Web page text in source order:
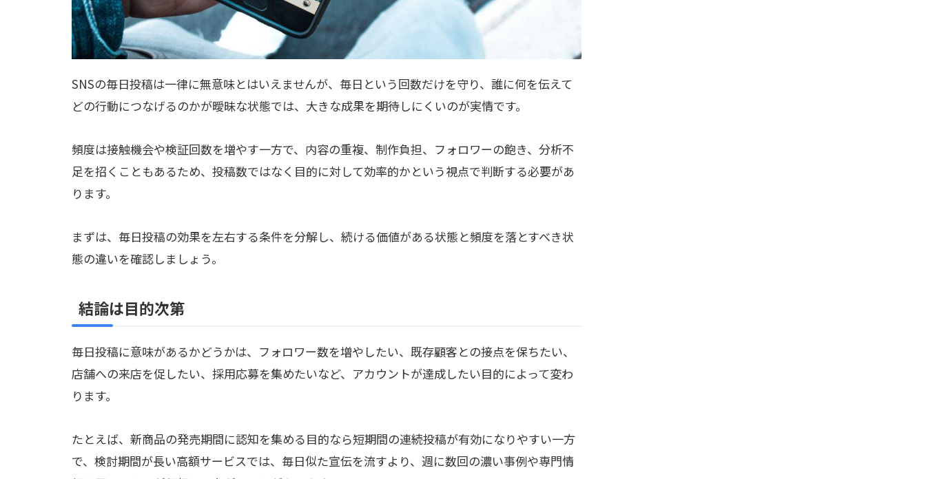
SNSの毎日投稿は一律に無意味とはいえませんが、毎日という回数だけを守り、誰に何を伝えて
どの行動につなげるのかが曖昧な状態では、大きな成果を期待しにくいのが実情です。
頻度は接触機会や検証回数を増やす一方で、内容の重複、制作負担、フォロワーの飽き、分析不
足を招くこともあるため、投稿数ではなく目的に対して効率的かという視点で判断する必要があ
ります。
まずは、毎日投稿の効果を左右する条件を分解し、続ける価値がある状態と頻度を落とすべき状
態の違いを確認しましょう。
結論は目的次第
毎日投稿に意味があるかどうかは、フォロワー数を増やしたい、既存顧客との接点を保ちたい、
店舗への来店を促したい、採用応募を集めたいなど、アカウントが達成したい目的によって変わ
ります。
たとえば、新商品の発売期間に認知を集める目的なら短期間の連続投稿が有効になりやすい一方
で、検討期間が長い高額サービスでは、毎日似た宣伝を流すより、週に数回の濃い事例や専門情